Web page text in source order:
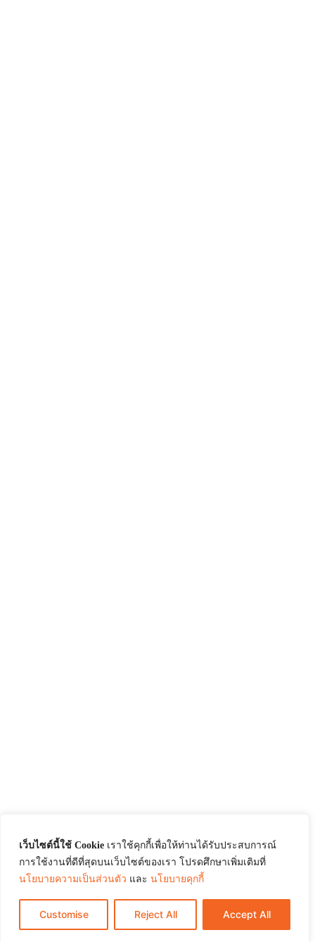
เว็บไซต์นี้ใช้ Cookie เราใช้คุกกี้เพื่อให้ท่านได้รับประสบการณ์
การใช้งานที่ดีที่สุดบนเว็บไซต์ของเรา โปรดศึกษาเพิ่มเติมที่
นโยบายความเป็นส่วนตัว และ นโยบายคุกกี้
Customise Reject All Accept All